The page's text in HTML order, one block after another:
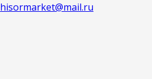
hisormarket@mail.ru